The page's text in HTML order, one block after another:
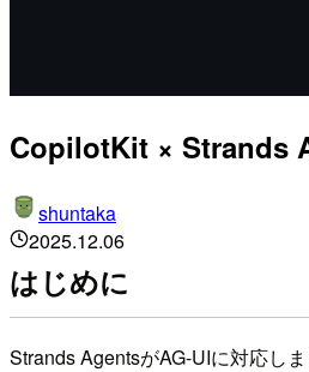
CopilotKit × Strands
shuntaka
2025.12.06
はじめに
Strands AgentsがAG-UIに対応し